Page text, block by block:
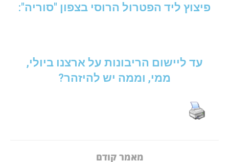
פיצוץ ליד הפטרול הרוסי בצפון "סוריה":
עד ליישום הריבונות על ארצנו ביולי,
ממי, וממה יש להיזהר?
מאמר קודם